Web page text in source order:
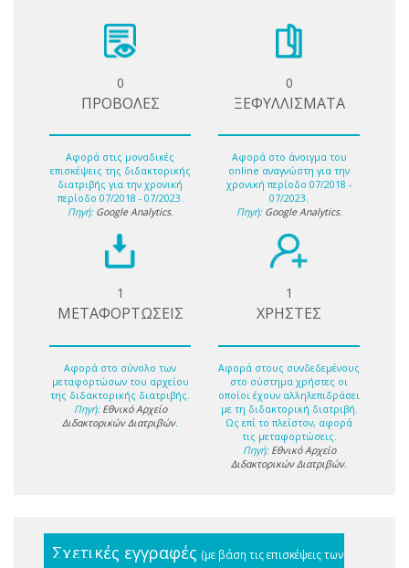
0
ΠΡΟΒΟΛΕΣ
Αφορά στις μοναδικές
επισκέψεις της διδακτορικής
διατριβής για την χρονική
περίοδο 07/2018 - 07/2023.
Πηγή: Google Analytics.
0
ΞΕΦΥΛΛΙΣΜΑΤΑ
Αφορά στο άνοιγμα του
online αναγνώστη για την
χρονική περίοδο 07/2018 -
07/2023.
Πηγή: Google Analytics.
1
ΜΕΤΑΦΟΡΤΩΣΕΙΣ
Αφορά στο σύνολο των
μεταφορτώσων του αρχείου
της διδακτορικής διατριβής.
Πηγή: Εθνικό Αρχείο
Διδακτορικών Διατριβών.
1
ΧΡΗΣΤΕΣ
Αφορά στους συνδεδεμένους
στο σύστημα χρήστες οι
οποίοι έχουν αλληλεπιδράσει
με τη διδακτορική διατριβή.
Ως επί το πλείστον, αφορά
τις μεταφορτώσεις.
Πηγή: Εθνικό Αρχείο
Διδακτορικών Διατριβών.
Σχετικές εγγραφές (με βάση τις επισκέψεις των